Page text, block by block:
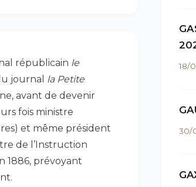
républicain le
journal la Petite
avant de devenir
fois ministre
et même président
de l’Instruction
1886, prévoyant
18/
30/